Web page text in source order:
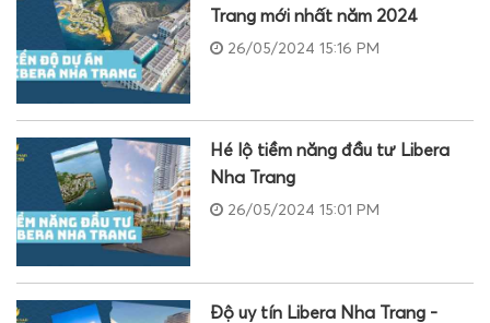
Trang mới nhất năm 2024
26/05/2024 15:16 PM
Hé lộ tiềm năng đầu tư Libera
Nha Trang
26/05/2024 15:01 PM
Độ uy tín Libera Nha Trang -